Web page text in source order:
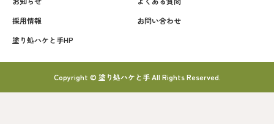
採用情報
お問い合わせ
塗り処ハケと手HP
Copyright © 塗り処ハケと手 All Rights Reserved.